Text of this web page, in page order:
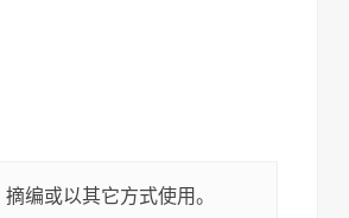
编或以其它方式使用。